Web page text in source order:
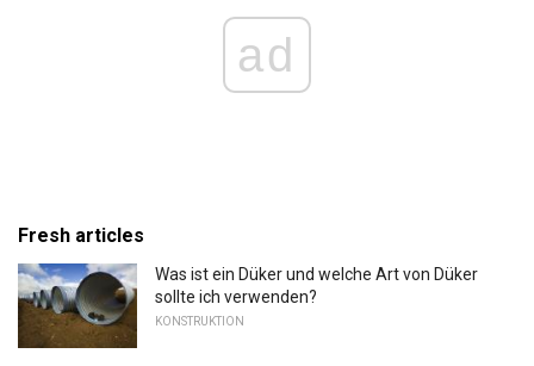
ad
Fresh articles
Was ist ein Düker und welche Art von Düker
sollte ich verwenden?
KONSTRUKTION